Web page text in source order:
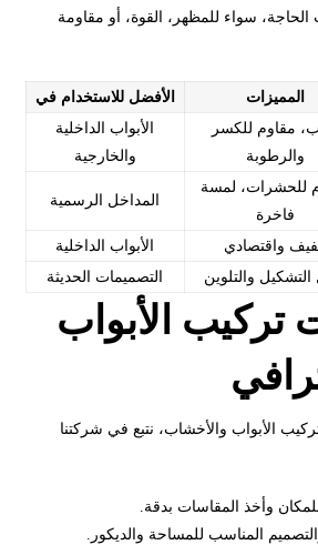
سواء للمظهر، القوة، أو مقاومة
المميزات الأفضل للاستخدام في
مقاوم للكسر
والرطوبة
الأبواب الداخلية
والخارجية
للحشرات، لمسة
فاخرة
المداخل الرسمية
واقتصادي
الأبواب الداخلية
والتلوين التصميمات الحديثة
الأبواب
الأبواب والأخشاب، نتبع في شركتنا
للمكان وأخذ المقاسات بدقة.
والتصميم المناسب للمساحة والديكور.